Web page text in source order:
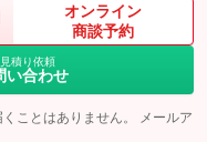
オンライン
商談予約
積り依頼
い合わせ
ことはありません。 メールア